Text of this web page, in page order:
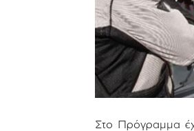
Στο Πρόγραμμα